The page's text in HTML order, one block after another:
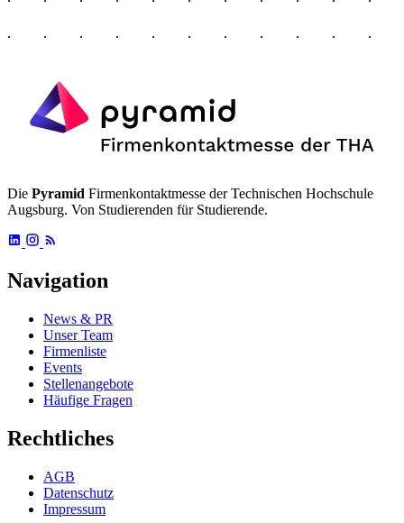
Die Pyramid Firmenkontaktmesse der Technischen Hochschule
Augsburg. Von Studierenden für Studierende.
Navigation
News & PR
Unser Team
Firmenliste
Events
Stellenangebote
Häufige Fragen
Rechtliches
AGB
Datenschutz
Impressum